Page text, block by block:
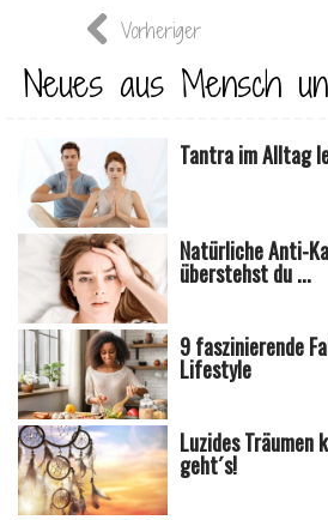
Vorheriger
Neues aus Mensch
Tantra im Alltag
Natürliche Anti-
überstehst du ...
9 faszinierende
Lifestyle
Luzides Träumen
geht´s!